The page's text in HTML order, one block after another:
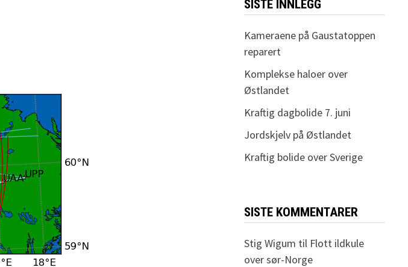
SISTE INNLEGG
Kameraene på Gaustatoppen
reparert
Komplekse haloer over
Østlandet
Kraftig dagbolide 7. juni
Jordskjelv på Østlandet
Kraftig bolide over Sverige
SISTE KOMMENTARER
Stig Wigum til Flott ildkule
over sør-Norge